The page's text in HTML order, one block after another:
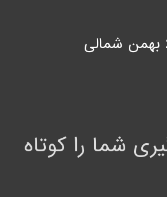
شما را کوتاه